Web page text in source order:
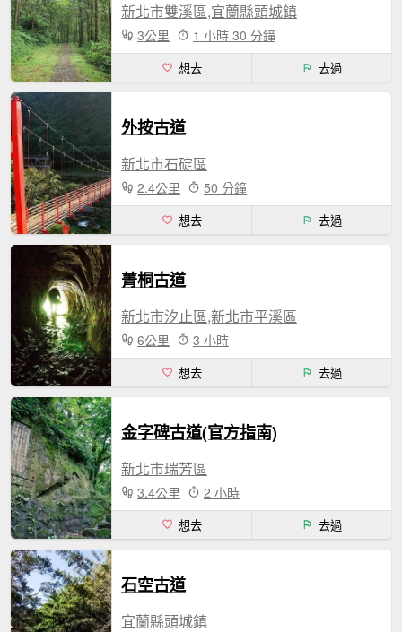
新北市雙溪區,宜蘭縣頭城鎮
3公里 1 小時 30 分鐘
想去 去過
外按古道
新北市石碇區
2.4公里 50 分鐘
想去 去過
菁桐古道
新北市汐止區,新北市平溪區
6公里 3 小時
想去 去過
金字碑古道(官方指南)
新北市瑞芳區
3.4公里 2 小時
想去 去過
石空古道
宜蘭縣頭城鎮